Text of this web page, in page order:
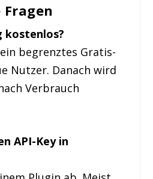
Fragen
kostenlos?
begrenztes Gratis-
Nutzer. Danach wird
Verbrauch
API-Key in